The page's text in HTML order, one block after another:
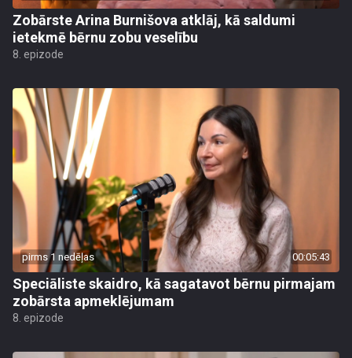
Zobārste Arina Burnišova atklāj, kā saldumi
ietekmē bērnu zobu veselību
8. epizode
pirms 1 nedēļas 00:05:43
Speciāliste skaidro, kā sagatavot bērnu pirmajam
zobārsta apmeklējumam
8. epizode